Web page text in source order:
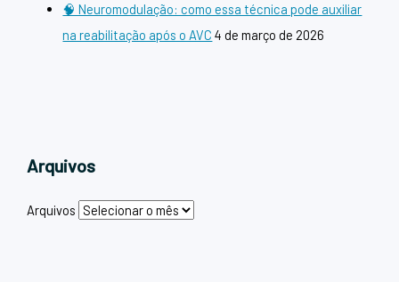
🧠 Neuromodulação: como essa técnica pode auxiliar
na reabilitação após o AVC 4 de março de 2026
Arquivos
Arquivos